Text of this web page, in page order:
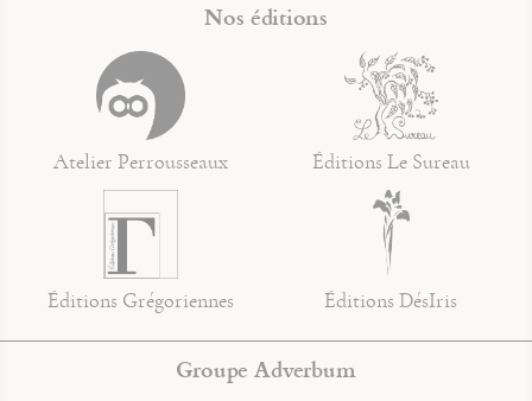
Nos éditions
Atelier Perrousseaux Éditions Le Sureau
Éditions Grégoriennes Éditions DésIris
Groupe Adverbum